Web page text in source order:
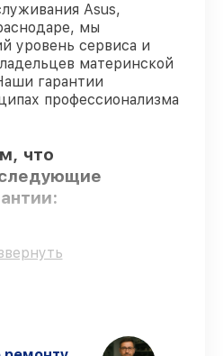
Asus,
мы
уровень сервиса и
материнской
гарантии
профессионализма
что
оригинальных
–